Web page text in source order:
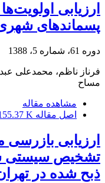
ارزیابی
پسماندهای
دوره 61، شماره 5، 1388
فرناز ناظم، محمد‌علی
مساح
مشاهده مقاله
اصل مقاله K
ارزیابی بازرسی
تشخیص سیستی
ذبح شده در